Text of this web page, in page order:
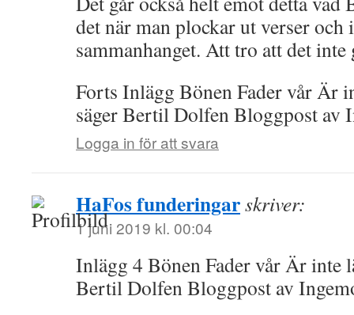
det när man plockar ut verser och
sammanhanget. Att tro att det inte
Forts Inlägg Bönen Fader vår Är
säger Bertil Dolfen Bloggpost av
Logga in för att svara
HaFos funderingarskriver:
1 juni 2019 kl. 00:04
Inlägg 4 Bönen Fader vår Är inte
Bertil Dolfen Bloggpost av